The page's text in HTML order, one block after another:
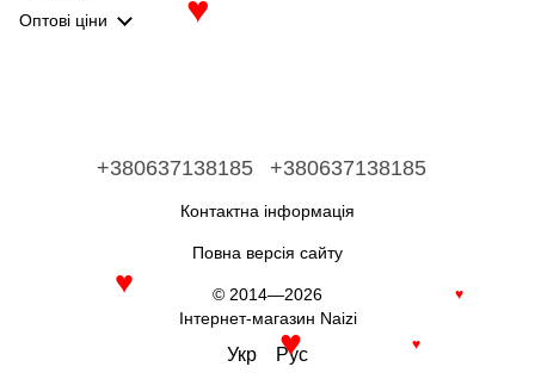
Оптові ціни
+380637138185 +380637138185
Контактна інформація
Повна версія сайту
© 2014—2026
Інтернет-магазин Naizi
Укр Рус
♥
♥
♥ ♥